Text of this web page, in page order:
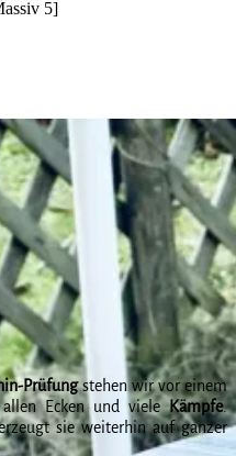
5]
Prüfungstehen wir vor einem
Ecken und vieleKämpfe.
sie weiterhin auf ganzer